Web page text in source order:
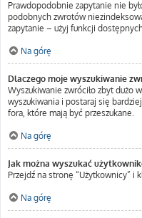
Prawdopodobnie zapytanie nie
podobnych zwrotów
zapytanie – użyj funkcji
Na górę
Dlaczego moje wyszukiwanie
Wyszukiwanie zwróciło zbyt dużo
wyszukiwania i postaraj się
fora, które mają być przeszukane.
Na górę
Jak można wyszukać
Przejdź na stronę “Użytkownicy” i
Na górę